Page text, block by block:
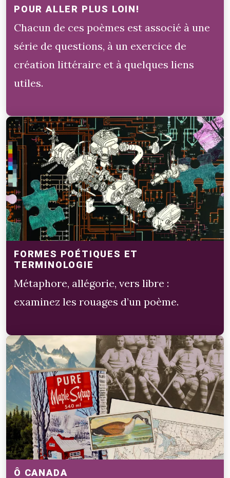
POUR ALLER PLUS LOIN!
Chacun de ces poèmes est associé à une
série de questions, à un exercice de
création littéraire et à quelques liens
utiles.
FORMES POÉTIQUES ET
TERMINOLOGIE
Métaphore, allégorie, vers libre :
examinez les rouages d’un poème.
Ô CANADA